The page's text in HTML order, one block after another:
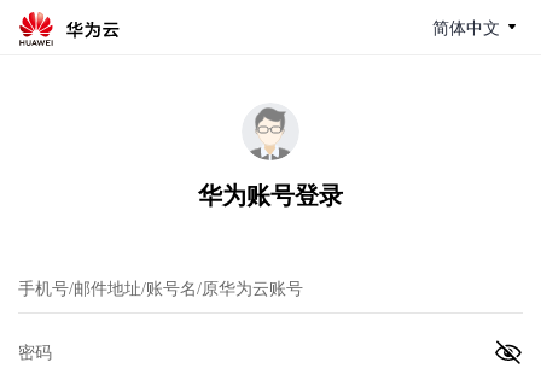
简体中文
华为账号登录